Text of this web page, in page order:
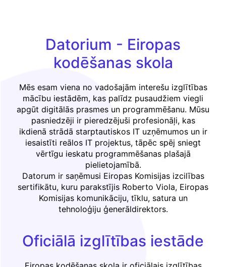
Datorium - Eiropas
kodēšanas skola
Mēs esam viena no vadošajām interešu izglītības
mācību iestādēm, kas palīdz pusaudžiem viegli
apgūt digitālās prasmes un programmēšanu. Mūsu
pasniedzēji ir pieredzējuši profesionāļi, kas
ikdienā strādā starptautiskos IT uzņēmumos un ir
iesaistīti reālos IT projektus, tāpēc spēj sniegt
vērtīgu ieskatu programmēšanas plašajā
pielietojamībā.
Datorum ir saņēmusi Eiropas Komisijas izcilības
sertifikātu, kuru parakstījis Roberto Viola, Eiropas
Komisijas komunikāciju, tīklu, satura un
tehnoloģiju ģenerāldirektors.
Oficiālā izglītības iestāde